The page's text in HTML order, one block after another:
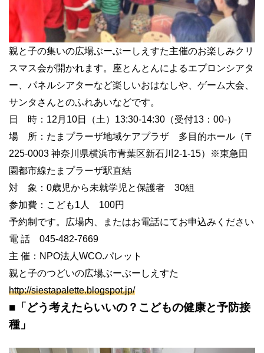
親と子の集いの広場ぶーぶーしえすた主催のお楽しみクリ
スマス会が開かれます。座とんとんによるエプロンシアタ
ー、パネルシアターなど楽しいおはなしや、ゲーム大会、
サンタさんとのふれあいなどです。
日 時： 12 月 10日（土） 13:30-14:30 （受付13 ： 00-）
場 所：たまプラーザ地域ケアプラザ 多目的ホール（〒
225-0003 神奈川県横浜市青葉区新石川 2-1-15）※東急田
園都市線たまプラーザ駅直結
対 象： 0歳児から未就学児と保護者 30組
参加費：こども1 人 100円
予約制です。広場内、またはお電話にてお申込みください
電 話 045-482-7669
主 催： NPO法人 WCO.パレット
親と子のつどいの広場ぶーぶーしえすた
http://siestapalette.blogspot.jp/
■ 「どう考えたらいいの？こどもの健康と予防接
種」